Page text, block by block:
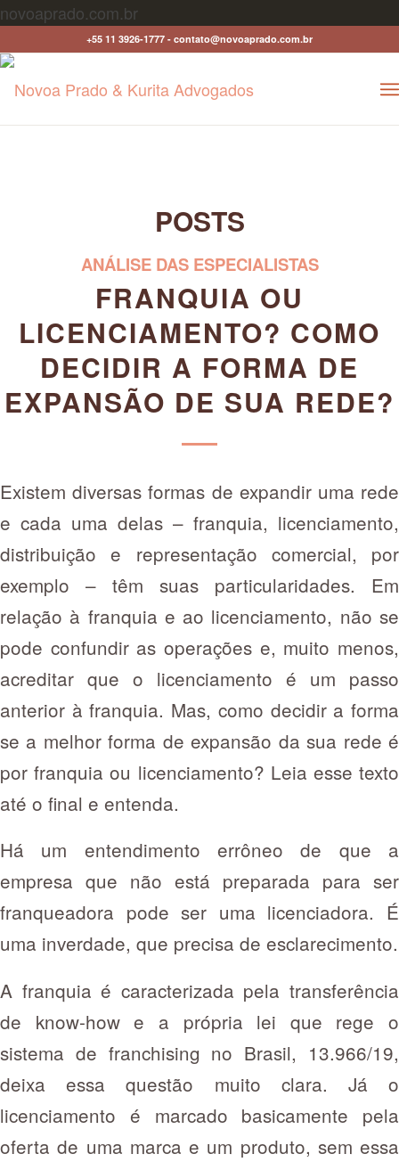
novoaprado.com.br
+55 11 3926-1777 - contato@novoaprado.com.br
POSTS
ANÁLISE DAS ESPECIALISTAS
FRANQUIA OU
LICENCIAMENTO? COMO
DECIDIR A FORMA DE
EXPANSÃO DE SUA REDE?
Existem diversas formas de expandir uma rede
e cada uma delas – franquia, licenciamento,
distribuição e representação comercial, por
exemplo – têm suas particularidades. Em
relação à franquia e ao licenciamento, não se
pode confundir as operações e, muito menos,
acreditar que o licenciamento é um passo
anterior à franquia. Mas, como decidir a forma
se a melhor forma de expansão da sua rede é
por franquia ou licenciamento? Leia esse texto
até o final e entenda.
Há um entendimento errôneo de que a
empresa que não está preparada para ser
franqueadora pode ser uma licenciadora. É
uma inverdade, que precisa de esclarecimento.
A franquia é caracterizada pela transferência
de know-how e a própria lei que rege o
sistema de franchising no Brasil, 13.966/19,
deixa essa questão muito clara. Já o
licenciamento é marcado basicamente pela
oferta de uma marca e um produto, sem essa